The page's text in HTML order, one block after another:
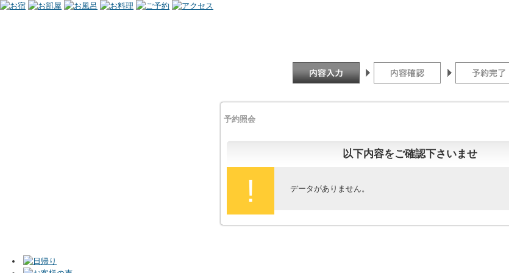
予約照会
以下内容をご確認下さいませ
! データがありません。